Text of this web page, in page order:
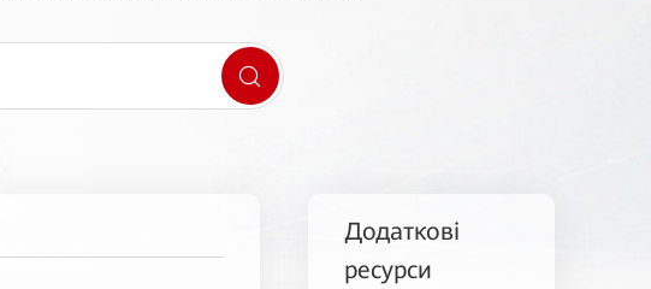
Додаткові
ресурси